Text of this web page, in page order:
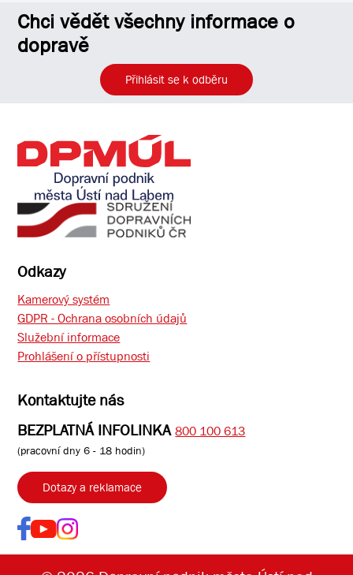
Chci vědět všechny informace o
dopravě
Přihlásit se k odběru
Odkazy
Kamerový systém
GDPR - Ochrana osobních údajů
Služební informace
Prohlášení o přístupnosti
Kontaktujte nás
BEZPLATNÁ INFOLINKA 800 100 613
(pracovní dny 6 - 18 hodin)
Dotazy a reklamace